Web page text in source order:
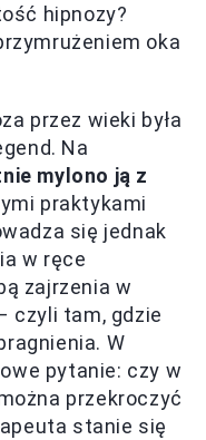
hipnozy?
oka
przez wieki była
Na
mylono ją z
praktykami
się jednak
w ręce
zajrzenia w
czyli tam, gdzie
W
pytanie: czy w
przekroczyć
stanie się